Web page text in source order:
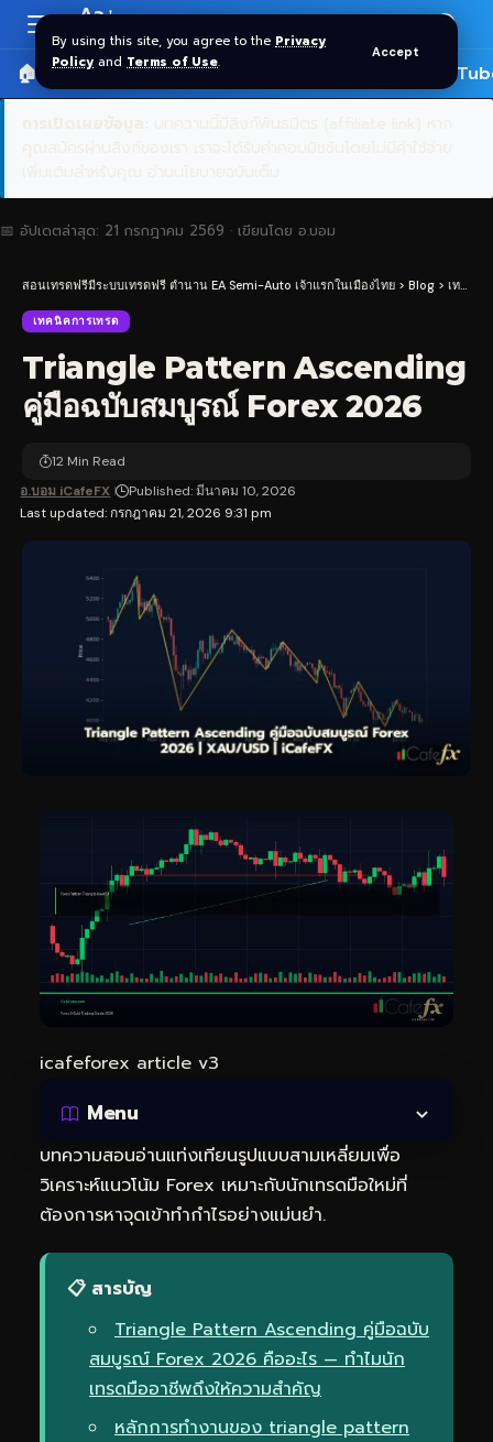
By using this site, you agree to the Privacy
Policy and Terms of Use.
Accept
Resizer
Aa
🏠 หน้าแรก ราคาทอง SPDR 🎬
📅 อัปเดตล่าสุด: 21 กรกฎาคม 2569 · เขียนโดย อ.บอม
สอนเทรดฟรีมีระบบเทรดฟรี ตำนาน EA Semi-Auto เจ้าแรกในเมืองไทย > Blog > เทคนิคการเทรด
เทคนิคการเทรด
Triangle Pattern Ascending
คู่มือฉบับสมบูรณ์ Forex 2026
Last updated: กรกฎาคม 21, 2026 9:31 pm
อ.บอม iCafeFX Published: มีนาคม 10, 2026
12 Min Read
icafeforex article v3
Menu
บทความสอนอ่านแท่งเทียนรูปแบบสามเหลี่ยมเพื่อ
วิเคราะห์แนวโน้ม Forex เหมาะกับนักเทรดมือใหม่ที่
ต้องการหาจุดเข้าทำกำไรอย่างแม่นยำ.
📋 สารบัญ
Triangle Pattern Ascending คู่มือฉบับ
สมบูรณ์ Forex 2026 คืออะไร — ทำไมนัก
เทรดมืออาชีพถึงให้ความสำคัญ
หลักการทำงานของ triangle pattern